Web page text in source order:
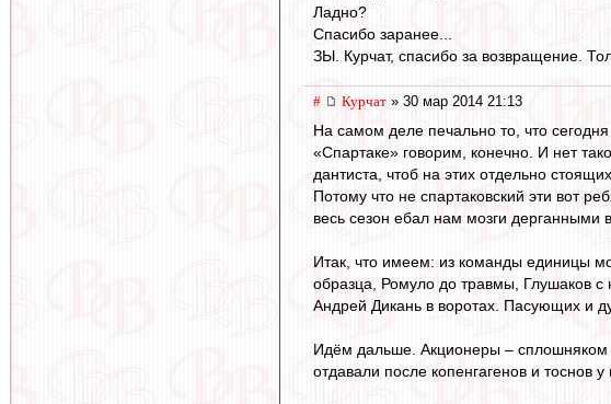
Ладно?
Спасибо заранее...
ЗЫ. Курчат, спасибо за возвращение.
# Курчат » 30 мар 2014 21:13
На самом деле печально то, что
«Спартаке» говорим, конечно. И нет
дантиста, чтоб на этих отдельно
Потому что не спартаковский эти вот
весь сезон ебал нам мозги
Итак, что имеем: из команды единицы
образца, Ромуло до травмы, Глушаков с
Андрей Дикань в воротах. Пасующих и
Идём дальше. Акционеры – сплошняком
отдавали после копенгагенов и тоснов